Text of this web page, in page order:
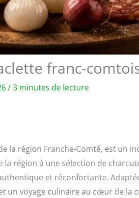
franc-
/3 minutes de lecture
la région Franche-Comté, est un
région à une sélection de
et réconfortante.
un voyage culinaire au cœur de la